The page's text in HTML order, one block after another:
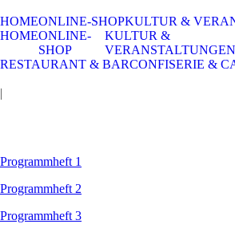
HOMEONLINE-SHOPKULTUR &
HOMEONLINE-
SHOP
KULTUR &
VERANSTALTUNGEN
RESTAURANT & BARCONFISERIE &
|
Programmheft 1
Programmheft 2
Programmheft 3